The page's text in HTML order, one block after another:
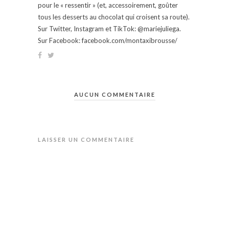
pour le « ressentir » (et, accessoirement, goûter
tous les desserts au chocolat qui croisent sa route).
Sur Twitter, Instagram et TikTok: @mariejuliega.
Sur Facebook: facebook.com/montaxibrousse/
AUCUN COMMENTAIRE
LAISSER UN COMMENTAIRE